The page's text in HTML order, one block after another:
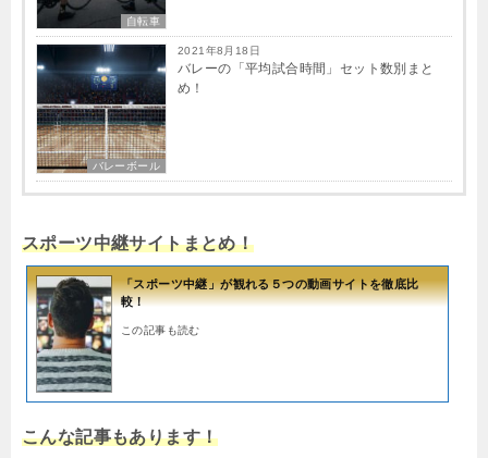
自転車
バレーボール
2021年8月18日
バレーの「平均試合時間」セット数別まと
め！
スポーツ中継サイトまとめ！
「スポーツ中継」が観れる５つの動画サイトを徹底比
較！
この記事も読む
こんな記事もあります！